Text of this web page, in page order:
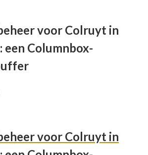
voor Colruyt in
een Columnbox-
voor Colruyt in